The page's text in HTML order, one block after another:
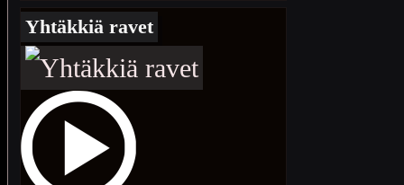
Yhtäkkiä ravet